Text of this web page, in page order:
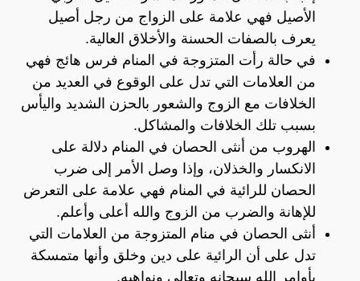
الأصيل فهي علامة على الزواج من رجل أصيل
يعرف بالصفات الحسنة والأخلاق العالية.
في حالة رأت المتزوجة في المنام فرس هائج فهي
من العلامات التي تدل على الوقوع في العديد من
الخلافات مع الزوج والشعور بالحزن الشديد واليأس
بسبب تلك الخلافات والمشاكل.
الهروب من أنثى الحصان في المنام دلالة على
الانكسار والخذلان، وإذا وصل الأمر إلى ضرب
الحصان للرائية في المنام فهي علامة على التعرض
للإهانة والضرب من الزوج والله أعلى وأعلم.
أنثى الحصان في منام المتزوجة من العلامات التي
تدل على أن الرائية على دين وخلق وأنها متمسكة
بأوامر الله سبحانه وتعالى ونواهيه.